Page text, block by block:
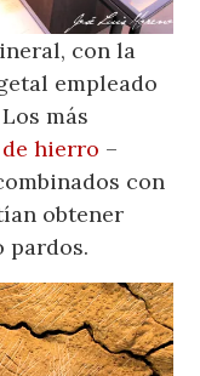
con la
empleado
más
hierro –
con
obtener
pardos.